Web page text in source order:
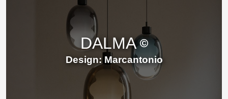
DALMA
Design: Marcantonio